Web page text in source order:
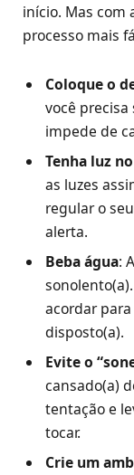
início. Mas com
processo mais
Coloque o
você
impede de
Tenha luz
as luzes
regular o
alerta.
Beba água:
acordar
disposto(a).
Evite o
cansado(a)
tentação e
tocar.
Crie um